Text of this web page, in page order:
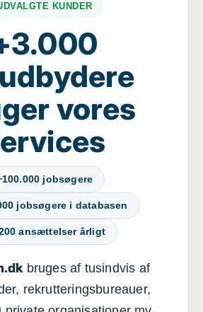
KUNDER
vores
jobsøgere
jobsøgere i databasen
ansættelser årligt
bruges af tusindvis af
rekrutteringsbureauer,